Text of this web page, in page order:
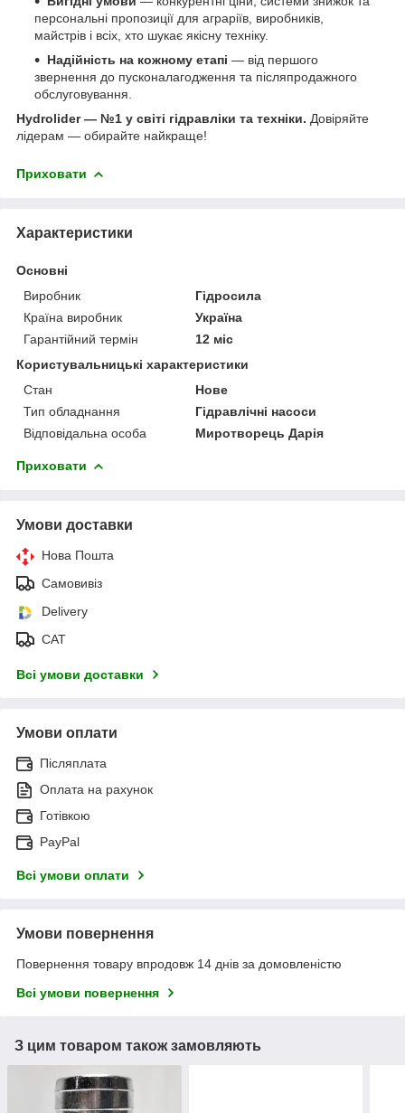
персональні пропозиції для аграріїв, виробників,
майстрів і всіх, хто шукає якісну техніку.
Надійність на кожному етапі — від першого
звернення до пусконалагодження та післяпродажного
обслуговування.
Hydrolider — №1 у світі гідравліки та техніки. Довіряйте
лідерам — обирайте найкраще!
Приховати
Характеристики
Основні
Виробник
Гідросила
Країна виробник
Україна
Гарантійний термін
12 міс
Користувальницькі характеристики
Стан
Нове
Тип обладнання
Гідравлічні насоси
Відповідальна особа
Миротворець Дарія
Приховати
Умови доставки
Нова Пошта
Самовивіз
Delivery
САТ
Всі умови доставки
Умови оплати
Післяплата
Оплата на рахунок
Готівкою
PayPal
Всі умови оплати
Умови повернення
Повернення товару впродовж 14 днів за домовленістю
Всі умови повернення
З цим товаром також замовляють